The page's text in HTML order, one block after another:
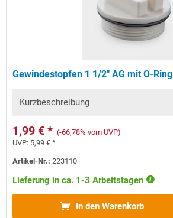
Gewindestopfen 1 1/2" AG mit O-Ring
Kurzbeschreibung
1,99 € * (-66,78% vom UVP)
UVP: 5,99 € *
Artikel-Nr.:223110
Lieferung in ca. 1-3 Arbeitstagen
In den Warenkorb